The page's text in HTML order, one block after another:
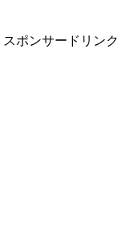
スポンサードリンク